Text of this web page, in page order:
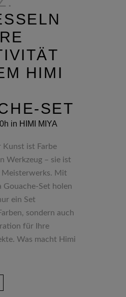
HIMI
SET
in HIMI MIYA
Kunst ist Farbe
Werkzeug – sie ist
Meisterwerks. Mit
Gouache-Set holen
ein Set
sondern auch
für Ihre
Was macht Himi